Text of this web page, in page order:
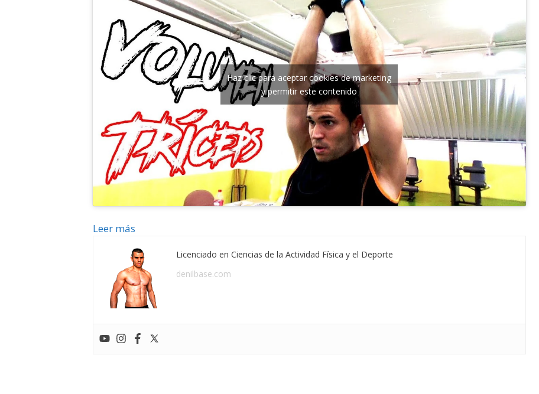
Haz clic para aceptar cookies de marketing
y permitir este contenido
Leer más
Licenciado en Ciencias de la Actividad Física y el Deporte
denilbase.com